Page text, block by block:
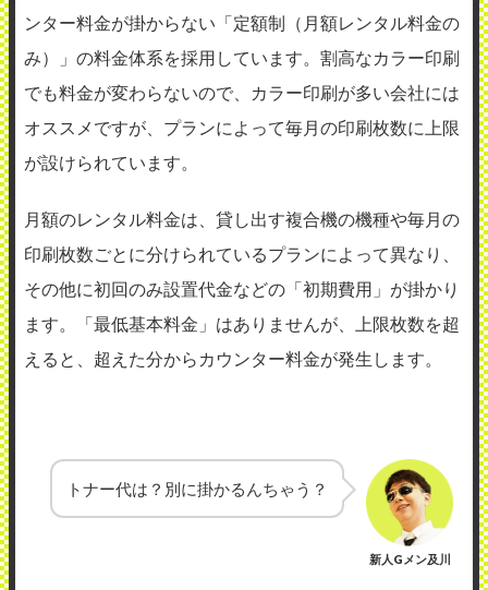
ンター料金が掛からない「定額制（月額レンタル料金の
み）」の料金体系を採用しています。割高なカラー印刷
でも料金が変わらないので、カラー印刷が多い会社には
オススメですが、プランによって毎月の印刷枚数に上限
が設けられています。
月額のレンタル料金は、貸し出す複合機の機種や毎月の
印刷枚数ごとに分けられているプランによって異なり、
その他に初回のみ設置代金などの「初期費用」が掛かり
ます。「最低基本料金」はありませんが、上限枚数を超
えると、超えた分からカウンター料金が発生します。
トナー代は？別に掛かるんちゃう？
新人Gメン及川